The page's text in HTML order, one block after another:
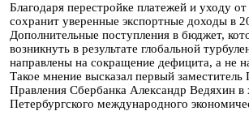
Благодаря перестройке платежей и уходу
сохранит уверенные экспортные доходы в
Дополнительные поступления в бюджет,
возникнуть в результате глобальной
направлены на сокращение дефицита, а не
Такое мнение высказал первый заместитель
Правления Сбербанка Александр Ведяхин
Петербургского международного